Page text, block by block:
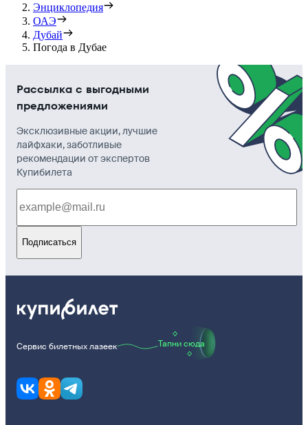
Энциклопедия
ОАЭ
Дубай
Погода в Дубае
Рассылка с выгодными
предложениями
Эксклюзивные акции, лучшие
лайфхаки, заботливые
рекомендации от экспертов
Купибилета
Подписаться
Сервис билетных лазеек Тапни сюда